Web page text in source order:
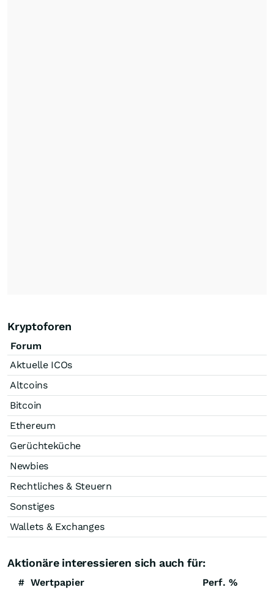
Kryptoforen
Forum
Aktuelle ICOs
Altcoins
Bitcoin
Ethereum
Gerüchteküche
Newbies
Rechtliches & Steuern
Sonstiges
Wallets & Exchanges
Aktionäre interessieren sich auch für:
# Wertpapier Perf. %